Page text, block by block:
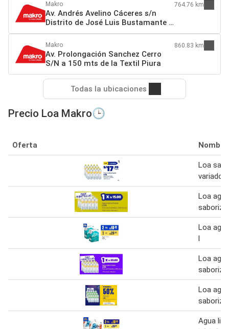
Makro
Av. Andrés Avelino Cáceres s/n
Distrito de José Luis Bustamante y
Rivero (a 1 cdra. del by pass)
Arequipa
764.76 km
Makro
Av. Prolongación Sanchez Cerro
S/N a 150 mts de la Textil Piura
860.83 km
Todas la ubicaciones
Precio Loa Makro🕒
Oferta Nombre
Loa
variados
Loa agua
Loa
l
Loa agua
Loa
Agua